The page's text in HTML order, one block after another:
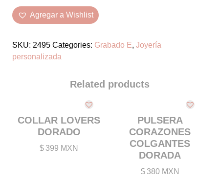
COLGANTES
PLATAAgregar a Wishlist
SKU: 2495 Categories: Grabado E, Joyería
personalizada
Related products
COLLAR LOVERS
DORADO
$399 MXN
PULSERA
CORAZONES
COLGANTES
DORADA
$380 MXN